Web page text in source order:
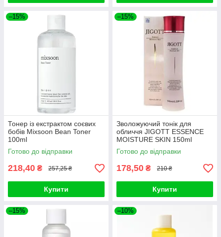
–15%
Тонер із екстрактом соєвих
бобів Mixsoon Bean Toner
100ml
Готово до відправки
218,40 ₴ 257,25 ₴
Купити
–15%
Зволожуючий тонік для
обличчя JIGOTT ESSENCE
MOISTURE SKIN 150ml
Готово до відправки
178,50 ₴ 210 ₴
Купити
–15% –10%